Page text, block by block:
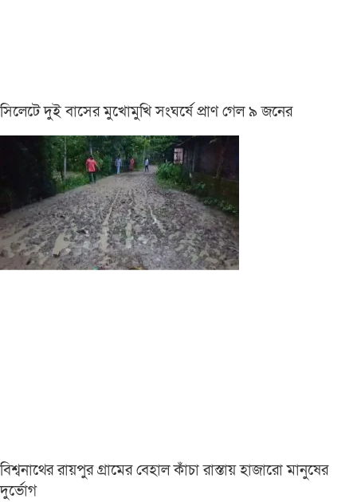
সিলেটে দুই বাসের মুখোমুখি সংঘর্ষে প্রাণ গেল ৯ জনের
বিশ্বনাথের রায়পুর গ্রামের বেহাল কাঁচা রাস্তায় হাজারো মানুষের
দুর্ভোগ